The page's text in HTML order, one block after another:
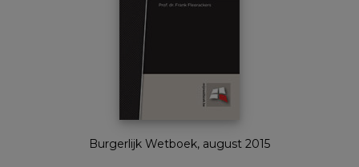
Burgerlijk Wetboek, august 2015